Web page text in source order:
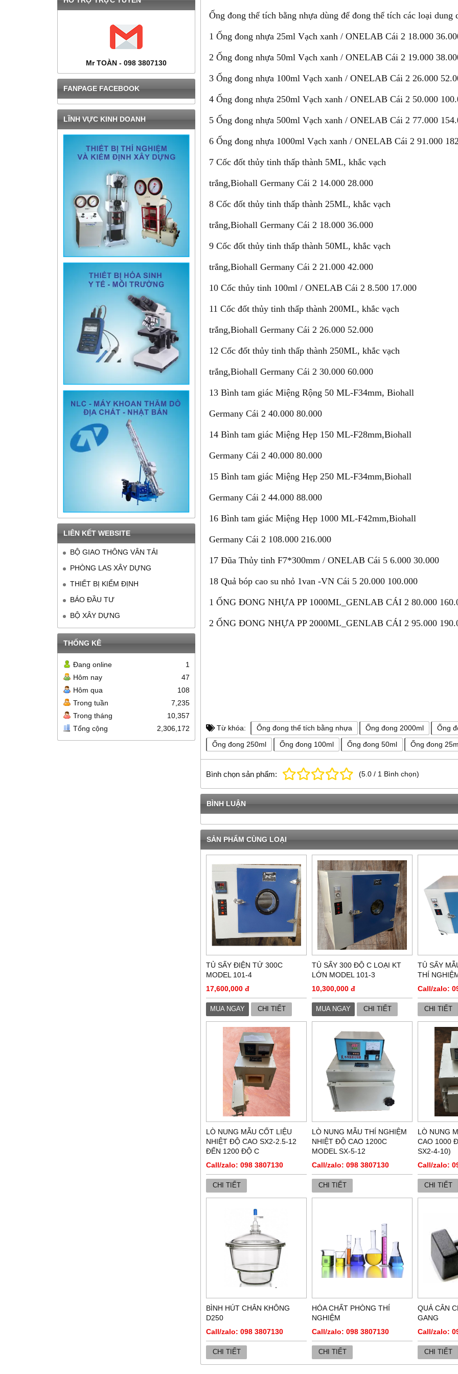
Mr TOÀN - 098 3807130
FANPAGE FACEBOOK
LĨNH VỰC KINH DOANH
LIÊN KẾT WEBSITE
BỘ GIAO THÔNG VÂN TẢI
PHÒNG LAS XÂY DỰNG
THIẾT BỊ KIỂM ĐỊNH
BÁO ĐẦU TƯ
BỘ XÂY DỰNG
THỐNG KÊ
Đang online
1
Hôm nay
47
Hôm qua
108
Trong tuần
7,235
Trong tháng
10,357
Tổng cộng
2,306,172
Ống đong thể tích bằng nhựa dùng để đong thể tích các loại
1 Ống đong nhựa 25ml Vạch xanh / ONELAB Cái 2 18.000
2 Ống đong nhựa 50ml Vạch xanh / ONELAB Cái 2 19.000
3 Ống đong nhựa 100ml Vạch xanh / ONELAB Cái 2 26.000
4 Ống đong nhựa 250ml Vạch xanh / ONELAB Cái 2 50.000
5 Ống đong nhựa 500ml Vạch xanh / ONELAB Cái 2 77.000
6 Ống đong nhựa 1000ml Vạch xanh / ONELAB Cái 2 91.000
7 Cốc đốt thủy tinh thấp thành 5ML, khắc vạch
trắng,Biohall Germany Cái 2 14.000 28.000
8 Cốc đốt thủy tinh thấp thành 25ML, khắc vạch
trắng,Biohall Germany Cái 2 18.000 36.000
9 Cốc đốt thủy tinh thấp thành 50ML, khắc vạch
trắng,Biohall Germany Cái 2 21.000 42.000
10 Cốc thủy tinh 100ml / ONELAB Cái 2 8.500 17.000
11 Cốc đốt thủy tinh thấp thành 200ML, khắc vạch
trắng,Biohall Germany Cái 2 26.000 52.000
12 Cốc đốt thủy tinh thấp thành 250ML, khắc vạch
trắng,Biohall Germany Cái 2 30.000 60.000
13 Bình tam giác Miệng Rộng 50 ML-F34mm, Biohall
Germany Cái 2 40.000 80.000
14 Bình tam giác Miệng Hẹp 150 ML-F28mm,Biohall
Germany Cái 2 40.000 80.000
15 Bình tam giác Miệng Hẹp 250 ML-F34mm,Biohall
Germany Cái 2 44.000 88.000
16 Bình tam giác Miệng Hẹp 1000 ML-F42mm,Biohall
Germany Cái 2 108.000 216.000
17 Đũa Thủy tinh F7*300mm / ONELAB Cái 5 6.000 30.000
18 Quả bóp cao su nhỏ 1van -VN Cái 5 20.000 100.000
1 ỐNG ĐONG NHỰA PP 1000ML_GENLAB CÁI 2 80.000
2 ỐNG ĐONG NHỰA PP 2000ML_GENLAB CÁI 2 95.000
Từ khóa: Ống đong thể tích bằng nhựa Ống đong 2000ml Ống
Ống đong 250ml
Ống đong 100ml Ống đong 50ml Ống đong
Bình chọn sản phẩm: (5.0 / 1 Bình chọn)
BÌNH LUẬN
SẢN PHẨM CÙNG LOẠI
TỦ SẤY ĐIỆN TỬ 300C
MODEL 101-4
17,600,000 đ
CHI TIẾT
MUA NGAY
TỦ SẤY 300 ĐỘ C LOẠI KT
LỚN MODEL 101-3
10,300,000 đ
CHI TIẾT
MUA NGAY
TỦ SẤY
THÍ
Call/zalo:
CHI TIẾT
LÒ NUNG MẪU CỐT LIỆU
NHIỆT ĐỘ CAO SX2-2.5-12
ĐẾN 1200 ĐỘ C
Call/zalo: 098 3807130
CHI TIẾT
LÒ NUNG MẪU THÍ NGHIỆM
NHIỆT ĐỘ CAO 1200C
MODEL SX-5-12
Call/zalo: 098 3807130
CHI TIẾT
LÒ NUNG
CAO 1000
SX2-4-10)
Call/zalo:
CHI TIẾT
BÌNH HÚT CHÂN KHÔNG
D250
Call/zalo: 098 3807130
CHI TIẾT
HÓA CHẤT PHÒNG THÍ
NGHIỆM
Call/zalo: 098 3807130
CHI TIẾT
QUẢ CÂN
GANG
Call/zalo:
CHI TIẾT